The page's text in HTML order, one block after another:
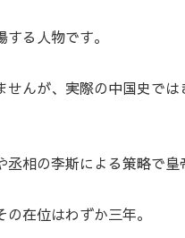
る人物です。
んが、実際の中国史で
相の李斯による策略で皇
在位はわずか三年。